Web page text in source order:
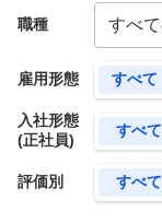
雇用形態 すべて
入社形態
(正社員)
すべて
評価別 すべて
職種